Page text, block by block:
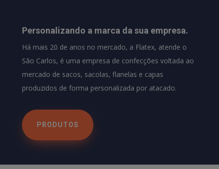
Personalizando a marca da sua empresa.
Há mais 20 de anos no mercado, a Flatex, atende o
São Carlos, é uma empresa de confecções voltada ao
mercado de sacos, sacolas, flanelas e capas
produzidos de forma personalizada por atacado.
PRODUTOS